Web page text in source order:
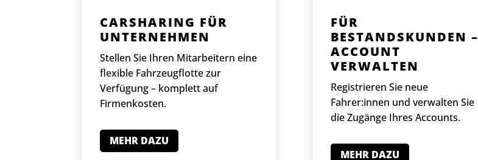
CARSHARING FÜR
UNTERNEHMEN
Stellen Sie Ihren Mitarbeitern eine
flexible Fahrzeugflotte zur
Verfügung – komplett auf
Firmenkosten.
MEHR DAZU
FÜR
BESTANDSKUNDEN –
ACCOUNT
VERWALTEN
Registrieren Sie neue
Fahrer:innen und verwalten Sie
die Zugänge Ihres Accounts.
MEHR DAZU